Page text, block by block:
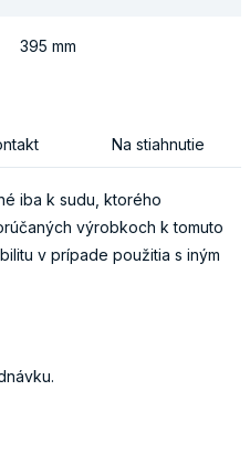
395 mm
Na stiahnutie
iba k sudu, ktorého
výrobkoch k tomuto
v prípade použitia s iným